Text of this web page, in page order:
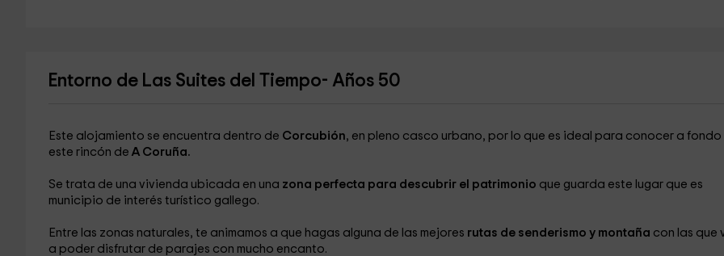
Entorno de Las Suites del Tiempo- Años 50
Este alojamiento se encuentra dentro de Corcubión, en pleno casco urbano, por lo que es ideal para conocer a fondo
este rincón de A Coruña.
Se trata de una vivienda ubicada en una zona perfecta para descubrir el patrimonio que guarda este lugar que es
municipio de interés turístico gallego.
Entre las zonas naturales, te animamos a que hagas alguna de las mejores rutas de senderismo y montaña con las que
a poder disfrutar de parajes con mucho encanto.